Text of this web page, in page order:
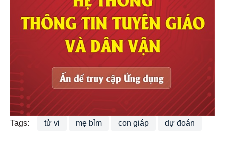
Tags: tử vi mẹ bỉm con giáp dự đoán